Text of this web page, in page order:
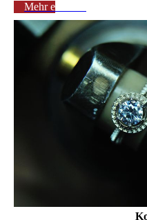
Mehr erfahren